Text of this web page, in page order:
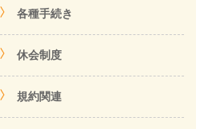
各種手続き
休会制度
規約関連